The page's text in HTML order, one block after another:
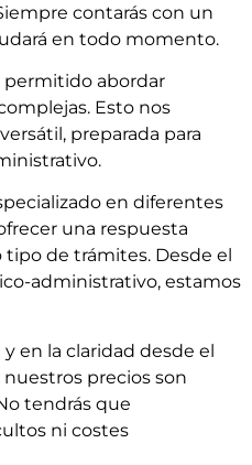
contarás con un
en todo momento.
permitido abordar
Esto nos
preparada para
en diferentes
una respuesta
de trámites. Desde el
administrativo, estamos
en la claridad desde el
precios son
tendrás que
ni costes